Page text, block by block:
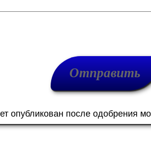
опубликован после одобрения